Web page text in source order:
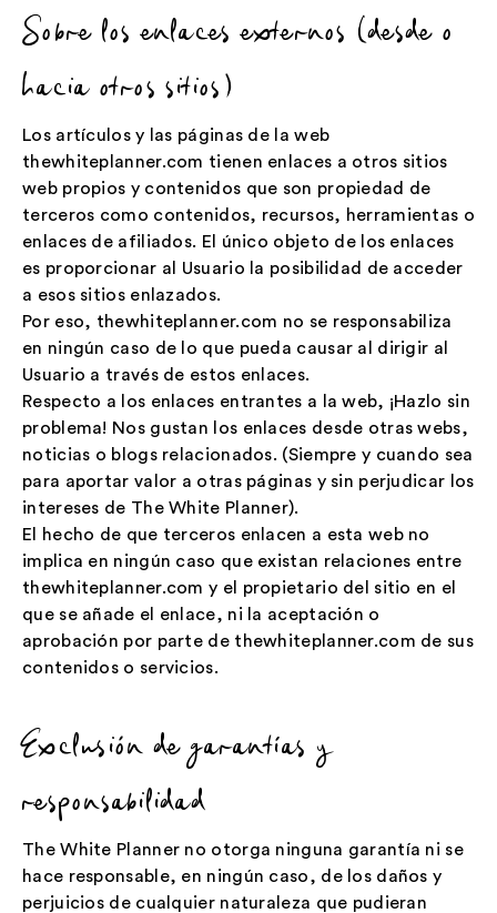
Sobre los enlaces externos (desde o
hacia otros sitios)
Los artículos y las páginas de la web
thewhiteplanner.com tienen enlaces a otros sitios
web propios y contenidos que son propiedad de
terceros como contenidos, recursos, herramientas o
enlaces de afiliados. El único objeto de los enlaces
es proporcionar al Usuario la posibilidad de acceder
a esos sitios enlazados.
Por eso, thewhiteplanner.com no se responsabiliza
en ningún caso de lo que pueda causar al dirigir al
Usuario a través de estos enlaces.
Respecto a los enlaces entrantes a la web, ¡Hazlo sin
problema! Nos gustan los enlaces desde otras webs,
noticias o blogs relacionados. (Siempre y cuando sea
para aportar valor a otras páginas y sin perjudicar los
intereses de The White Planner).
El hecho de que terceros enlacen a esta web no
implica en ningún caso que existan relaciones entre
thewhiteplanner.com y el propietario del sitio en el
que se añade el enlace, ni la aceptación o
aprobación por parte de thewhiteplanner.com de sus
contenidos o servicios.
Exclusión de garantías y
responsabilidad
The White Planner no otorga ninguna garantía ni se
hace responsable, en ningún caso, de los daños y
perjuicios de cualquier naturaleza que pudieran